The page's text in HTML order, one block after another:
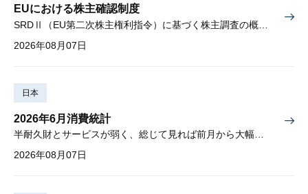
EUにおける株主確認制度
2026年08月07日
日本
2026年6月消費統計
半耐久財とサービスが弱く、総じて見れば前月から大幅に減少
2026年08月07日